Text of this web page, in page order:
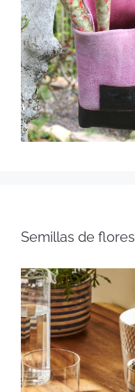
Semillas de flores